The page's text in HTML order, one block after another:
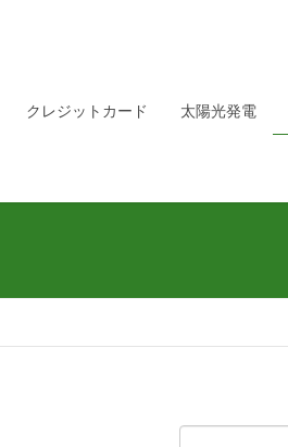
クレジットカード 太陽光発電